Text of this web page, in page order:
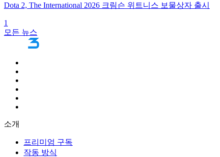
Dota 2, The International 2026 크림슨 위트니스 보물상자 출시
1
모든 뉴스
소개
프리미엄 구독
작동 방식